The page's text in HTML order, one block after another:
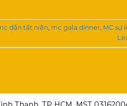
dẫn tất niên, mc gala dinner, MC sự